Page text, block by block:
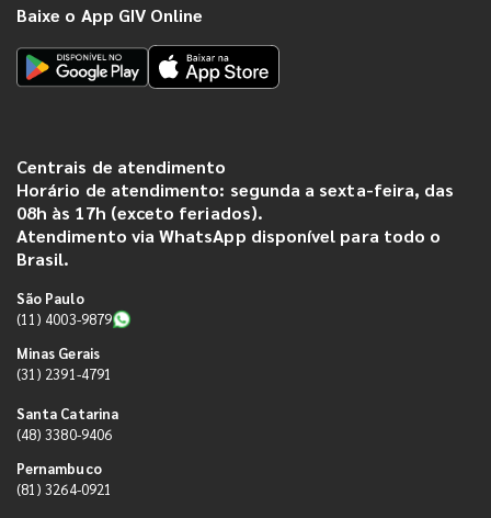
Baixe o App GIV Online
Centrais de atendimento
Horário de atendimento: segunda a sexta-feira, das
08h às 17h (exceto feriados).
Atendimento via WhatsApp disponível para todo o
Brasil.
São Paulo
(11) 4003-9879
Minas Gerais
(31) 2391-4791
Santa Catarina
(48) 3380-9406
Pernambuco
(81) 3264-0921